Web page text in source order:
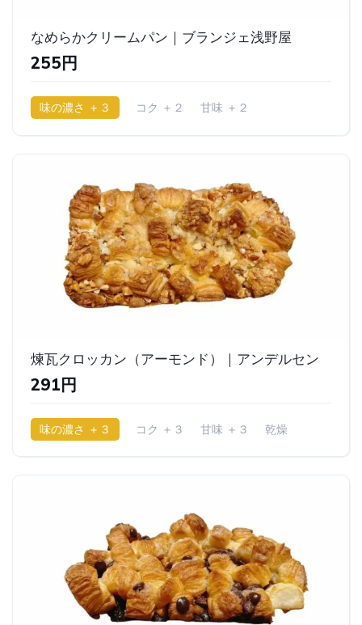
なめらかクリームパン｜ブランジェ浅野屋
255円
味の濃さ ＋３ コク ＋２
甘味 ＋２
煉瓦クロッカン（アーモンド）｜アンデルセン
291円
味の濃さ ＋３ コク ＋３ 甘味 ＋３ 乾燥